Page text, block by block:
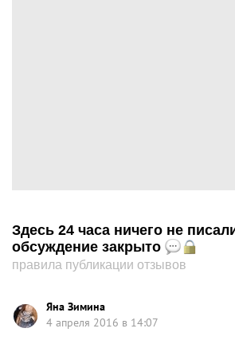
Здесь 24 часа ничего не
обсуждение закрыто
правила публикации отзывов
Яна Зимина
4 апреля 2016 в 14:07